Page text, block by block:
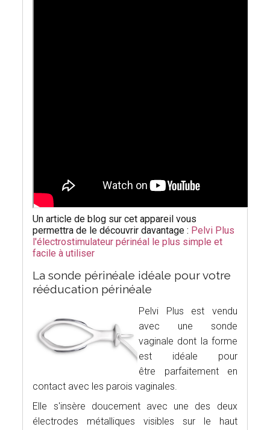
Un article de blog sur cet appareil vous
permettra de le découvrir davantage : Pelvi Plus
l'électrostimulateur périnéal le plus simple et
facile à utiliser
La sonde périnéale idéale pour votre
rééducation périnéale
Pelvi Plus est vendu
avec une sonde
vaginale dont la forme
est idéale pour
être parfaitement en
contact avec les parois vaginales.
Elle s'insère doucement avec une des deux
électrodes métalliques visibles sur le haut